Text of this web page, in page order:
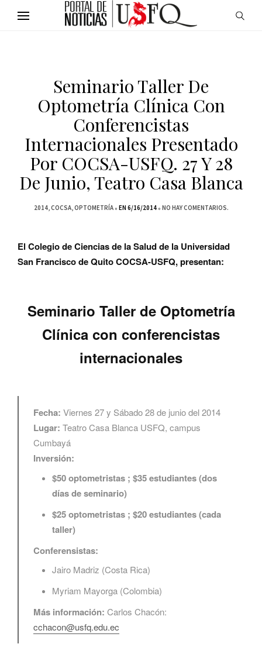
Seminario Taller De
Optometría Clínica Con
Conferencistas
Internacionales Presentado
Por COCSA-USFQ. 27 Y 28
De Junio, Teatro Casa Blanca
2014 COCSA OPTOMETRÍA EN 6/16/2014 NO HAY COMENTARIOS.
El Colegio de Ciencias de la Salud de la Universidad
San Francisco deQuito COCSA-USFQ, presentan:
Seminario Taller de Optometría
Clínica con conferencistas
internacionales
Fecha: Viernes 27 y Sábado 28 de junio del 2014
Lugar: Teatro Casa Blanca USFQ, campus
Cumbayá
Inversión:
$50 optometristas ; $35 estudiantes (dos
días de seminario)
$25 optometristas ; $20 estudiantes (cada
taller)
Conferensistas:
Jairo Madriz (Costa Rica)
Myriam Mayorga (Colombia)
Más información: Carlos Chacón:
cchacon@usfq.edu.ec